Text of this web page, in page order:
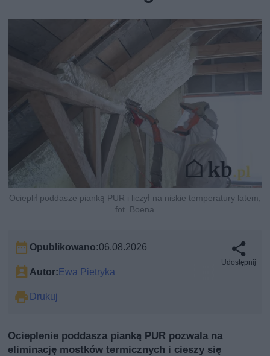
Ocieplił poddasze pianką PUR i liczył na niskie temperatury latem,
fot. Boena
Opublikowano:06.08.2026
Autor:Ewa Pietryka
Drukuj
Udostępnij
Ocieplenie poddasza pianką PUR pozwala na
eliminację mostków termicznych i cieszy się